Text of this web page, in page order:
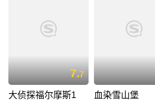
7.7
大侦探福尔摩斯1 血染雪山堡